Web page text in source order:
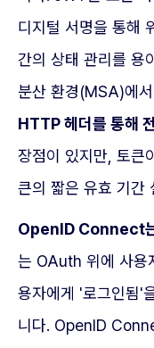
디지털 서명을 통해
간의 상태 관리를 용
분산 환경(MSA)에
HTTP 헤더를 통해
장점이 있지만, 토큰
큰의 짧은 유효 기간
OpenID Connect
는 OAuth 위에 사용
용자에게 '로그인됨'
니다. OpenID